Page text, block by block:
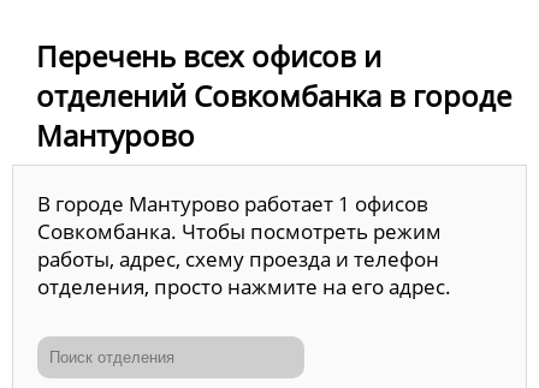
Перечень всех офисов и
отделений Совкомбанка в городе
Мантурово
В городе Мантурово работает 1 офисов
Совкомбанка. Чтобы посмотреть режим
работы, адрес, схему проезда и телефон
отделения, просто нажмите на его адрес.